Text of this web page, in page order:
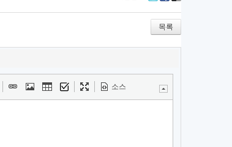
목록
소스